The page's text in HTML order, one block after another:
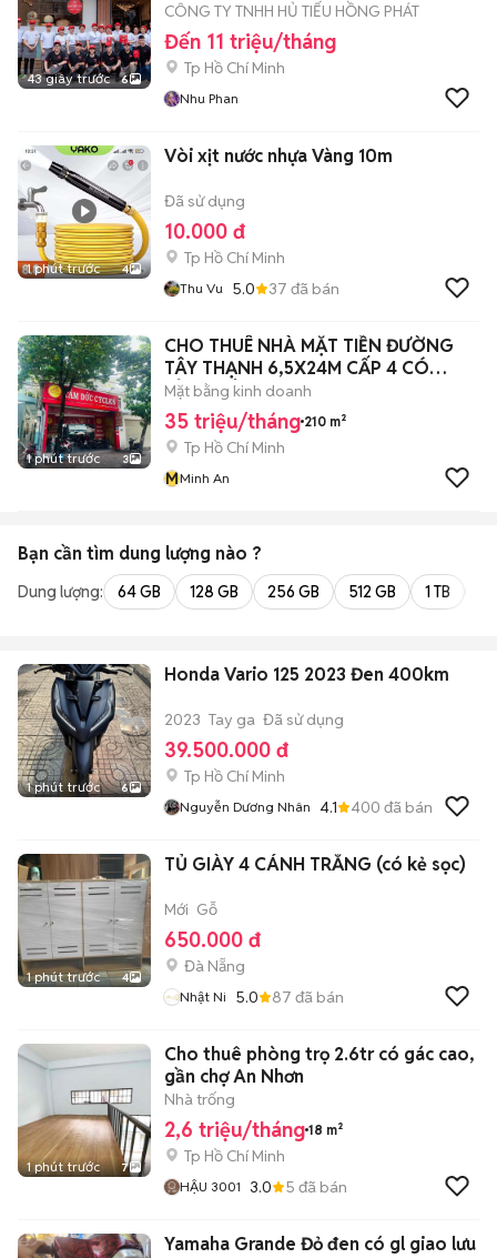
43 giây trước 6
CÔNG TY TNHH HỦ TIẾU HỒNG PHÁT
Đến 11 triệu/tháng
Tp Hồ Chí Minh
Nhu Phan
1 phút trước 4
Vòi xịt nước nhựa Vàng 10m
Đã sử dụng
10.000 đ
Tp Hồ Chí Minh
Thu Vu 5.0 37 đã bán
1 phút trước 3
CHO THUÊ NHÀ MẶT TIỀN ĐƯỜNG
TÂY THẠNH 6,5X24M CẤP 4 CÓ
LỬNG SÂN RỘNG
Mặt bằng kinh doanh
35 triệu/tháng 210 m²
Tp Hồ Chí Minh
MMinh An
Bạn cần tìm dung lượng nào ?
Dung lượng: 64 GB 128 GB 256 GB 512 GB 1 TB
1 phút trước 6
Honda Vario 125 2023 Đen 400km
2023 Tay ga Đã sử dụng
39.500.000 đ
Tp Hồ Chí Minh
Nguyễn Dương Nhân 4.1 400 đã bán
1 phút trước 4
TỦ GIÀY 4 CÁNH TRẮNG (có kẻ sọc)
Mới Gỗ
650.000 đ
Đà Nẵng
Nhật Ni 5.0 87 đã bán
1 phút trước 7
Cho thuê phòng trọ 2.6tr có gác cao,
gần chợ An Nhơn
Nhà trống
2,6 triệu/tháng 18 m²
Tp Hồ Chí Minh
HẬU 3001 3.0 5 đã bán
Yamaha Grande Đỏ đen có gl giao lưu